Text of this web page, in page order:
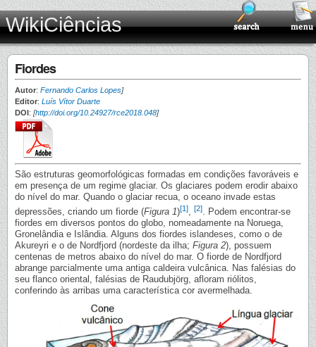
WikiCiências
Fiordes
Autor: Fernando Carlos Lopes]
Editor: Luís Vítor Duarte
DOI: [http://doi.org/10.24927/rce2018.048]
São estruturas geomorfológicas formadas em condições favoráveis e
em presença de um regime glaciar. Os glaciares podem erodir abaixo
do nível do mar. Quando o glaciar recua, o oceano invade estas
depressões, criando um fiorde (Figura 1)[1], [2]. Podem encontrar-se
fiordes em diversos pontos do globo, nomeadamente na Noruega,
Gronelândia e Islândia. Alguns dos fiordes islandeses, como o de
Akureyri e o de Nordfjord (nordeste da ilha; Figura 2), possuem
centenas de metros abaixo do nível do mar. O fiorde de Nordfjord
abrange parcialmente uma antiga caldeira vulcânica. Nas falésias do
seu flanco oriental, falésias de Raudubjörg, afloram riólitos,
conferindo às arribas uma característica cor avermelhada.